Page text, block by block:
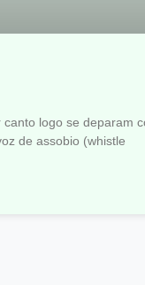
logo se deparam
de assobio (whistle